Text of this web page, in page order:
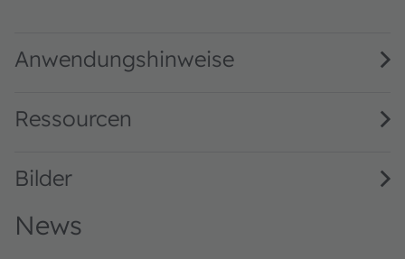
Anwendungshinweise
Ressourcen
Bilder
News